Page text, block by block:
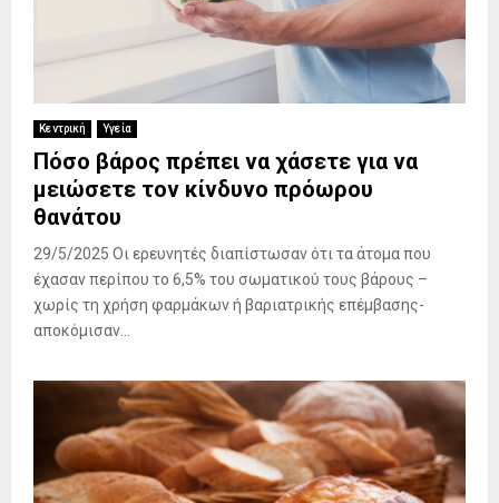
Κεντρική Υγεία
Πόσο βάρος πρέπει να χάσετε για να
μειώσετε τον κίνδυνο πρόωρου
θανάτου
29/5/2025 Οι ερευνητές διαπίστωσαν ότι τα άτομα που
έχασαν περίπου το 6,5% του σωματικού τους βάρους –
χωρίς τη χρήση φαρμάκων ή βαριατρικής επέμβασης-
αποκόμισαν...